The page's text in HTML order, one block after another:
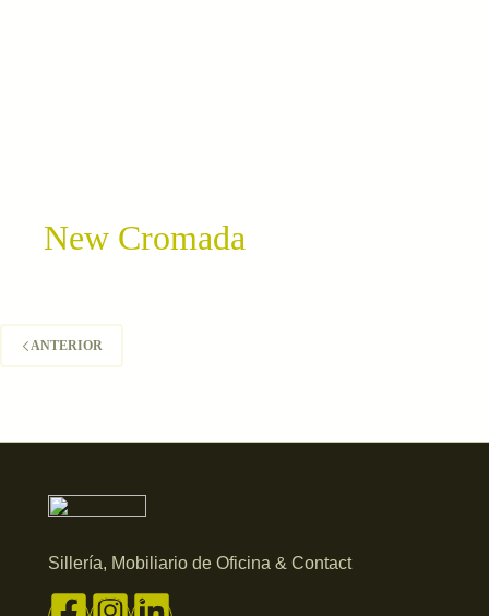
New Cromada
ANTERIOR
Sillería, Mobiliario de Oficina & Contact